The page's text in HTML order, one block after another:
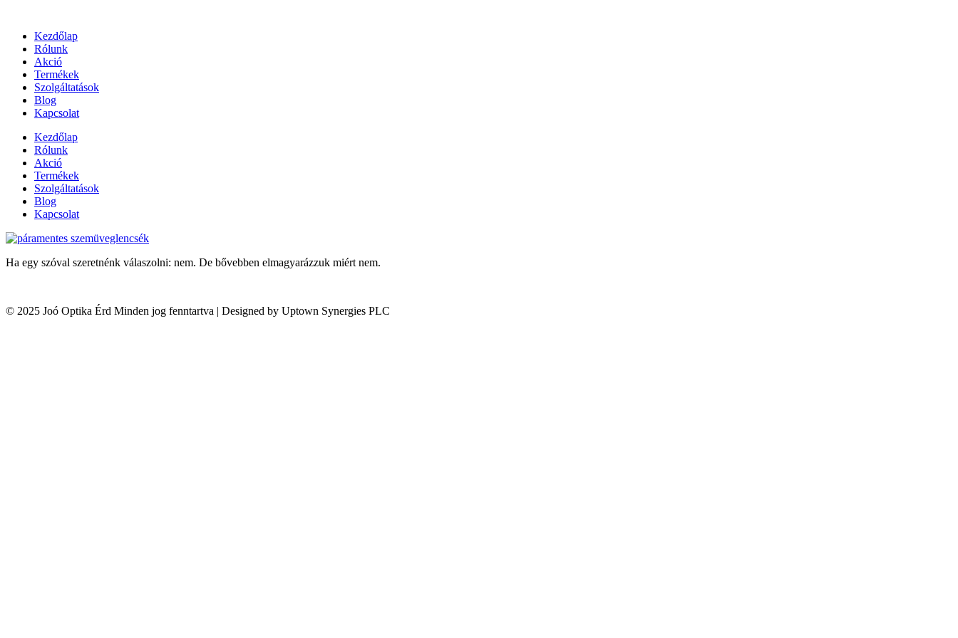
tartalomhozKezdőlap
Rólunk
Akció
Termékek
Szolgáltatások
Blog
Kapcsolat
Kezdőlap
Rólunk
Akció
Termékek
Szolgáltatások
Blog
Kapcsolat
Ha egy szóval szeretnénk válaszolni: nem. De bővebben elmagyarázzuk miért nem.
© 2025 Joó Optika Érd Minden jog fenntartva | Designed by Uptown Synergies PLC